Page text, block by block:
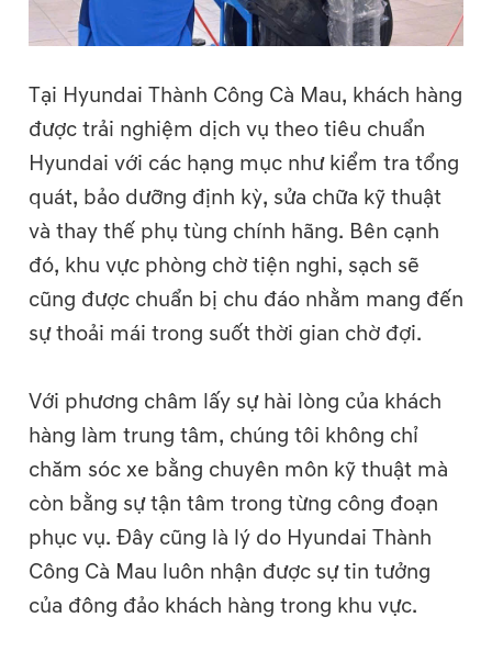
Tại Hyundai Thành Công Cà Mau, khách hàng
được trải nghiệm dịch vụ theo tiêu chuẩn
Hyundai với các hạng mục như kiểm tra tổng
quát, bảo dưỡng định kỳ, sửa chữa kỹ thuật
và thay thế phụ tùng chính hãng. Bên cạnh
đó, khu vực phòng chờ tiện nghi, sạch sẽ
cũng được chuẩn bị chu đáo nhằm mang đến
sự thoải mái trong suốt thời gian chờ đợi.
Với phương châm lấy sự hài lòng của khách
hàng làm trung tâm, chúng tôi không chỉ
chăm sóc xe bằng chuyên môn kỹ thuật mà
còn bằng sự tận tâm trong từng công đoạn
phục vụ. Đây cũng là lý do Hyundai Thành
Công Cà Mau luôn nhận được sự tin tưởng
của đông đảo khách hàng trong khu vực.